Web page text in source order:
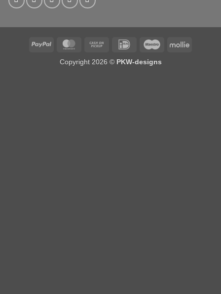
PayPal MasterCardCash
Pickup
IDeal Maestro Mollie
Copyright 2026 © PKW-designs